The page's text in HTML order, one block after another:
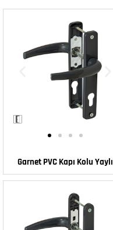
Garnet PVC Kapı Kolu Yaylı